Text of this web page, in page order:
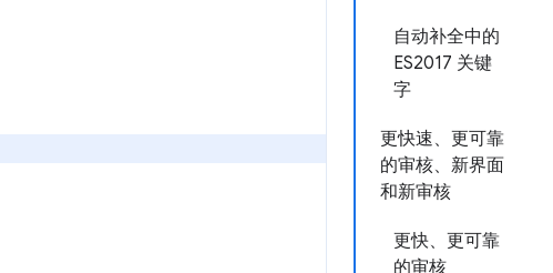
自动补全中的
ES2017 关键
字
更快速、更可靠
的审核、新界面
和新审核
更快、更可靠
的审核